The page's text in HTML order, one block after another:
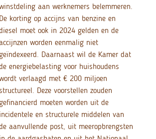
aan werknemers belemmeren.
De korting op accijns van benzine en
moet ook in 2024 gelden en de
worden eenmalig niet
geïndexeerd. Daarnaast wil de Kamer dat
energiebelasting voor huishoudens
verlaagd met € 200 miljoen
structureel. Deze voorstellen zouden
gefinancierd moeten worden uit de
incidentele en structurele middelen van
aanvullende post, uit meeropbrengsten